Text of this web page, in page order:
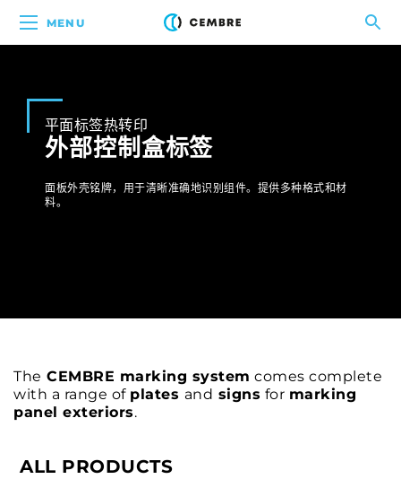
MENU
平面标签热转印
外部控制盒标签
面板外壳铭牌，用于清晰准确地识别组件。提供多种格式和材
料。
The CEMBRE marking system comes complete
with a range of plates and signs for marking
panel exteriors.
ALL PRODUCTS